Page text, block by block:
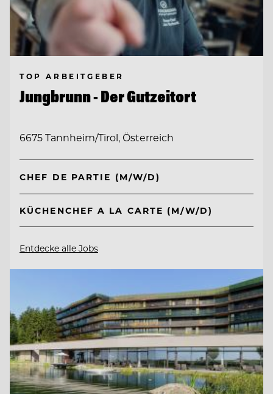
TOP ARBEITGEBER
Jungbrunn - Der Gutzeitort
6675 Tannheim/Tirol, Österreich
CHEF DE PARTIE (M/W/D)
KÜCHENCHEF A LA CARTE (M/W/D)
Entdecke alle Jobs